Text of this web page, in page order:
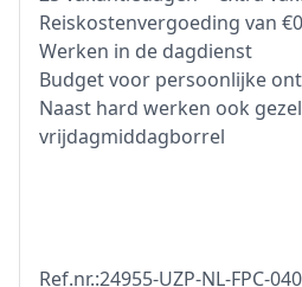
Reiskostenvergoeding van
Werken in de dagdienst
Budget voor persoonlijke
Naast hard werken ook
vrijdagmiddagborrel
Ref.nr.:24955-UZP-NL-FPC-